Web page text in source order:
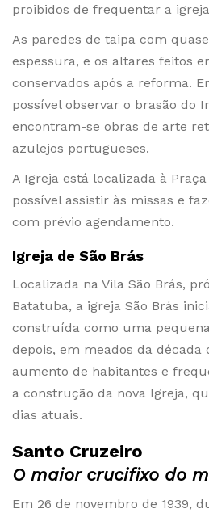
proibidos de frequentar a
As paredes de taipa com
espessura, e os altares feitos
conservados após a reforma.
possível observar o brasão do
encontram-se obras de arte
azulejos portugueses.
A Igreja está localizada à Praça
possível assistir às missas e
com prévio agendamento.
Igreja de São Brás
Localizada na Vila São Brás,
Batatuba, a igreja São Brás
construída como uma
depois, em meados da década
aumento de habitantes e
a construção da nova Igreja,
dias atuais.
Santo Cruzeiro
O maior crucifixo do
Em 26 de novembro de 1939,